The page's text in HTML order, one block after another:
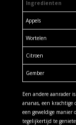
Ingredienten
Appels
Wortelen
Citroen
Gember
Een andere aanrader
ananas, een
een geweldige manier
tegelijkertijd te